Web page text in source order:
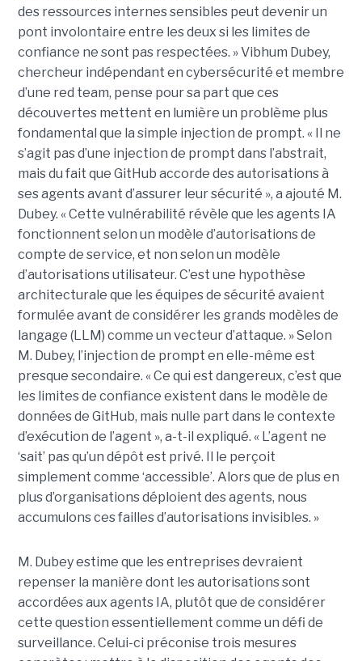
des ressources internes sensibles peut devenir un
pont involontaire entre les deux si les limites de
confiance ne sont pas respectées. » Vibhum Dubey,
chercheur indépendant en cybersécurité et membre
d’une red team, pense pour sa part que ces
découvertes mettent en lumière un problème plus
fondamental que la simple injection de prompt. « Il ne
s’agit pas d’une injection de prompt dans l’abstrait,
mais du fait que GitHub accorde des autorisations à
ses agents avant d’assurer leur sécurité », a ajouté M.
Dubey. « Cette vulnérabilité révèle que les agents IA
fonctionnent selon un modèle d’autorisations de
compte de service, et non selon un modèle
d’autorisations utilisateur. C’est une hypothèse
architecturale que les équipes de sécurité avaient
formulée avant de considérer les grands modèles de
langage (LLM) comme un vecteur d’attaque. » Selon
M. Dubey, l’injection de prompt en elle-même est
presque secondaire. « Ce qui est dangereux, c’est que
les limites de confiance existent dans le modèle de
données de GitHub, mais nulle part dans le contexte
d’exécution de l’agent », a-t-il expliqué. « L’agent ne
‘sait’ pas qu’un dépôt est privé. Il le perçoit
simplement comme ‘accessible’. Alors que de plus en
plus d’organisations déploient des agents, nous
accumulons ces failles d’autorisations invisibles. »
M. Dubey estime que les entreprises devraient
repenser la manière dont les autorisations sont
accordées aux agents IA, plutôt que de considérer
cette question essentiellement comme un défi de
surveillance. Celui-ci préconise trois mesures